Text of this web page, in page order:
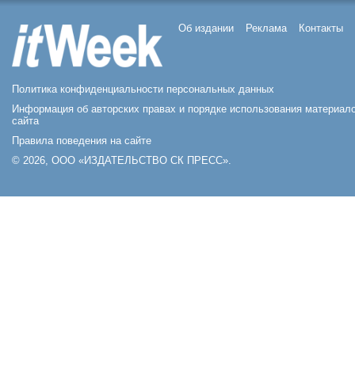
Об издании Реклама Контакты
Политика конфиденциальности персональных данных
Информация об авторских правах и порядке использования
сайта
Правила поведения на сайте
© 2026, ООО «ИЗДАТЕЛЬСТВО СК ПРЕСС».